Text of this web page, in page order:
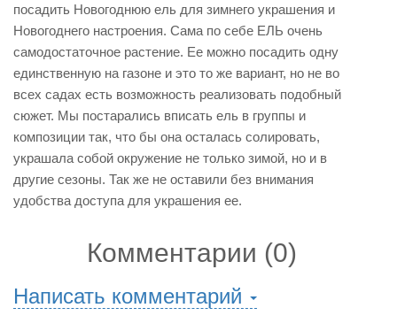
посадить Новогоднюю ель для зимнего украшения и
Новогоднего настроения. Сама по себе ЕЛЬ очень
самодостаточное растение. Ее можно посадить одну
единственную на газоне и это то же вариант, но не во
всех садах есть возможность реализовать подобный
сюжет. Мы постарались вписать ель в группы и
композиции так, что бы она осталась солировать,
украшала собой окружение не только зимой, но и в
другие сезоны. Так же не оставили без внимания
удобства доступа для украшения ее.
Комментарии (0)
Написать комментарий